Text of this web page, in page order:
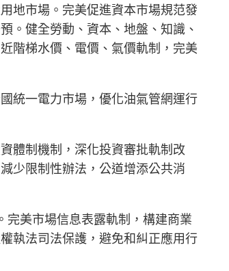
地市場。完美促進資本市場規范發
。健全勞動、資本、地盤、知識、
階梯水價、電價、氣價軌制，完美
統一電力市場，優化油氣管網運行
體制機制，深化投資審批軌制改
少限制性辦法，公道增添公共消
完美市場信息表露軌制，構建商業
執法司法保護，避免和糾正應用行